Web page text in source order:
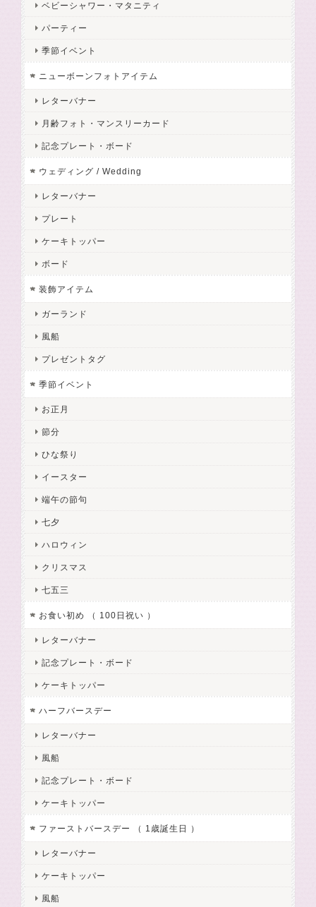
ベビーシャワー・マタニティ
パーティー
季節イベント
ニューボーンフォトアイテム
レターバナー
月齢フォト・マンスリーカード
記念プレート・ボード
ウェディング / Wedding
レターバナー
プレート
ケーキトッパー
ボード
装飾アイテム
ガーランド
風船
プレゼントタグ
季節イベント
お正月
節分
ひな祭り
イースター
端午の節句
七夕
ハロウィン
クリスマス
七五三
お食い初め （ 100日祝い ）
レターバナー
記念プレート・ボード
ケーキトッパー
ハーフバースデー
レターバナー
風船
記念プレート・ボード
ケーキトッパー
ファーストバースデー （ 1歳誕生日 ）
レターバナー
ケーキトッパー
風船